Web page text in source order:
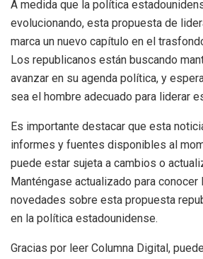
A medida que la política
evolucionando, esta propuesta de
marca un nuevo capítulo en el
Los republicanos están buscando
avanzar en su agenda política, y
sea el hombre adecuado para liderar
Es importante destacar que esta
informes y fuentes disponibles al
puede estar sujeta a cambios o
Manténgase actualizado para conocer
novedades sobre esta propuesta
en la política estadounidense.
Gracias por leer Columna Digital,